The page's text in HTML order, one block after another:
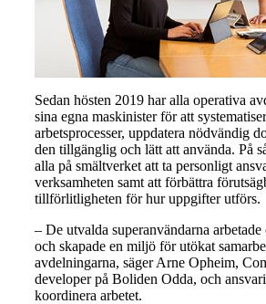
Sedan hösten 2019 har alla operativa
sina egna maskinister för att
arbetsprocesser, uppdatera nödvändig
den tillgänglig och lätt att använda. På
alla på smältverket att ta personligt
verksamheten samt att förbättra
tillförlitligheten för hur uppgifter utförs.
– De utvalda superanvändarna
och skapade en miljö för utökat
avdelningarna, säger Arne Opheim,
developer på Boliden Odda, och
koordinera arbetet.